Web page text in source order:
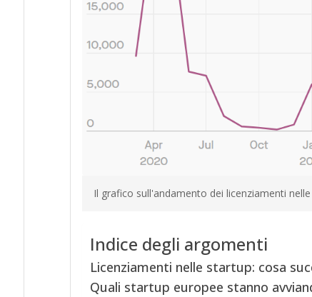
Il grafico sull'andamento dei licenziamenti
Indice degli argomenti
Licenziamenti nelle startup: cosa
Quali startup europee stanno